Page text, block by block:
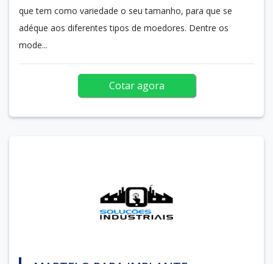
que tem como variedade o seu tamanho, para que se
adéque aos diferentes tipos de moedores. Dentre os
mode...
Cotar agora